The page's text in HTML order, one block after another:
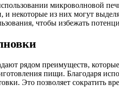
микроволновой
некоторые из них могут
чтобы избежать
рядом преимуществ,
пищи. Благодаря
Это позволяет сократить